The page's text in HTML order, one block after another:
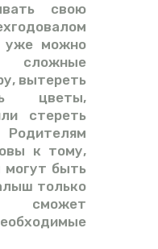
свою
уже можно
сложные
вытереть
цветы,
стереть
к тому,
быть
только
сможет